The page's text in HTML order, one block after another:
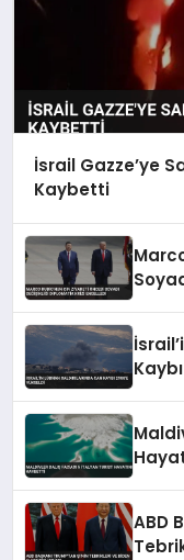
İsrail Gazze’ye
Kaybetti
ABD